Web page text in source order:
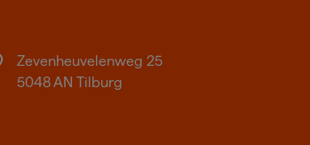
Zevenheuvelenweg 25
5048 AN Tilburg